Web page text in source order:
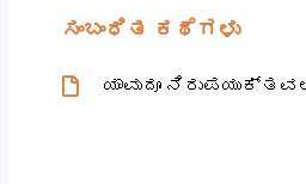
ಸಂಬಂಧಿತ ಕಥೆಗಳು
ಯಾವುದೂ